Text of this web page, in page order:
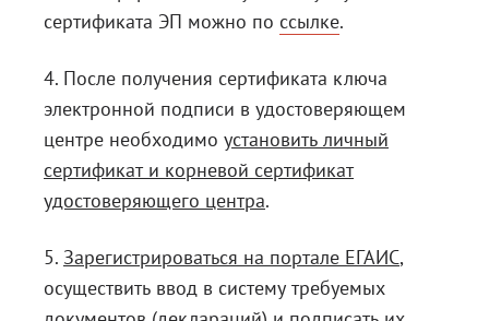
сертификата ЭП можно по ссылке.
4. После получения сертификата ключа
электронной подписи в удостоверяющем
центре необходимо установить личный
сертификат и корневой сертификат
удостоверяющего центра.
5. Зарегистрироваться на портале ЕГАИС,
осуществить ввод в систему требуемых